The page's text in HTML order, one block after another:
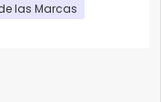
las Marcas